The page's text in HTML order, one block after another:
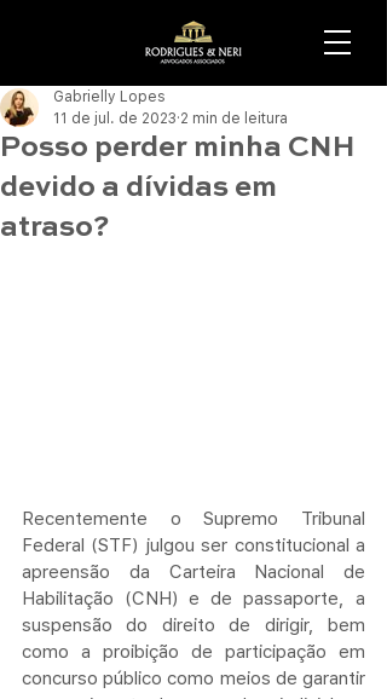
Posso perder minha CNH
devido a dívidas em
atraso?
Gabrielly Lopes
11 de jul. de 2023 2 min de leitura
Recentemente o Supremo Tribunal
Federal (STF) julgou ser constitucional a
apreensão da Carteira Nacional de
Habilitação (CNH) e de passaporte, a
suspensão do direito de dirigir, bem
como a proibição de participação em
concurso público como meios de garantir